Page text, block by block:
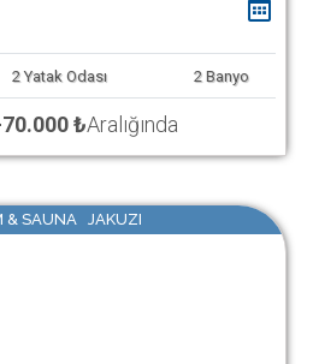
2 Yatak Odası 2 Banyo
70.000 ₺Aralığında
& SAUNA JAKUZI